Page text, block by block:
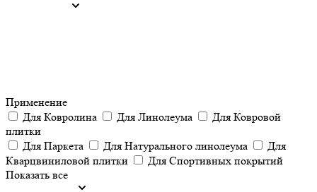
Применение
Для Ковролина
Для Линолеума
Для Ковровой
плитки
Для Паркета
Для Натурального линолеума
Для
Кварцвиниловой плитки
Для Спортивных покрытий
Показать все